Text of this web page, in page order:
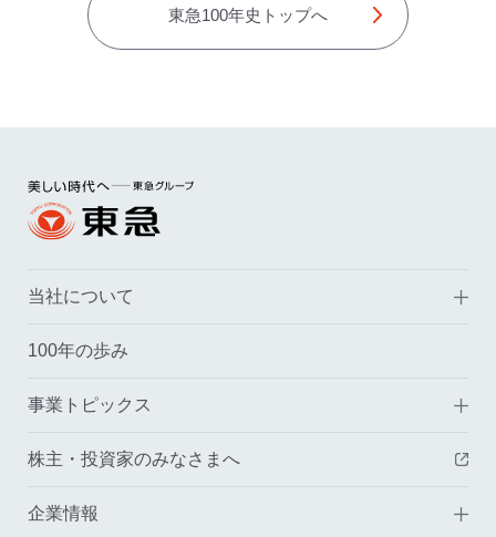
東急100年史トップへ
当社について
100年の歩み
事業トピックス
株主・投資家のみなさまへ
企業情報